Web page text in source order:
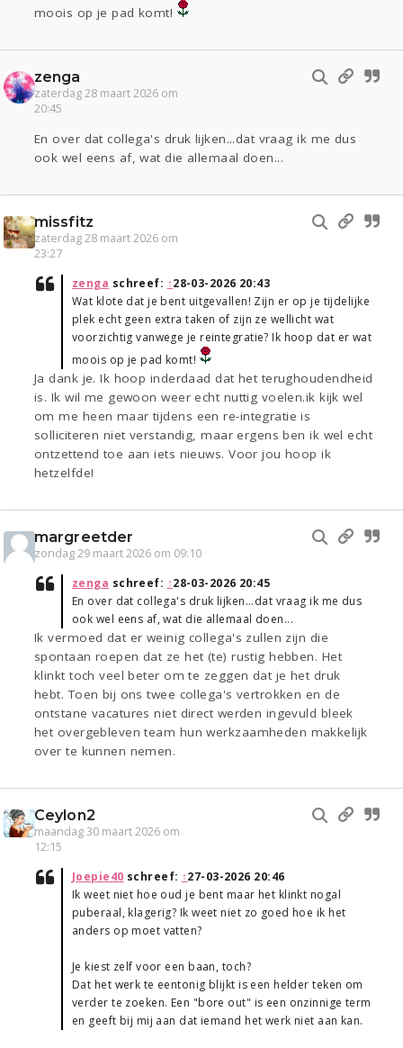
moois op je pad komt!
zenga
zaterdag 28 maart 2026 om
20:45
En over dat collega's druk lijken...dat vraag ik me dus
ook wel eens af, wat die allemaal doen...
missfitz
zaterdag 28 maart 2026 om
23:27
zenga schreef: ↑28-03-2026 20:43
Wat klote dat je bent uitgevallen! Zijn er op je tijdelijke
plek echt geen extra taken of zijn ze wellicht wat
voorzichtig vanwege je reintegratie? Ik hoop dat er wat
moois op je pad komt!
Ja dank je. Ik hoop inderdaad dat het terughoudendheid
is. Ik wil me gewoon weer echt nuttig voelen.ik kijk wel
om me heen maar tijdens een re-integratie is
solliciteren niet verstandig, maar ergens ben ik wel echt
ontzettend toe aan iets nieuws. Voor jou hoop ik
hetzelfde!
margreetder
zondag 29 maart 2026 om 09:10
zenga schreef: ↑28-03-2026 20:45
En over dat collega's druk lijken...dat vraag ik me dus
ook wel eens af, wat die allemaal doen...
Ik vermoed dat er weinig collega's zullen zijn die
spontaan roepen dat ze het (te) rustig hebben. Het
klinkt toch veel beter om te zeggen dat je het druk
hebt. Toen bij ons twee collega's vertrokken en de
ontstane vacatures niet direct werden ingevuld bleek
het overgebleven team hun werkzaamheden makkelijk
over te kunnen nemen.
Ceylon2
maandag 30 maart 2026 om
12:15
Joepie40 schreef: ↑27-03-2026 20:46
Ik weet niet hoe oud je bent maar het klinkt nogal
puberaal, klagerig? Ik weet niet zo goed hoe ik het
anders op moet vatten?
Je kiest zelf voor een baan, toch?
Dat het werk te eentonig blijkt is een helder teken om
verder te zoeken. Een "bore out" is een onzinnige term
en geeft bij mij aan dat iemand het werk niet aan kan.